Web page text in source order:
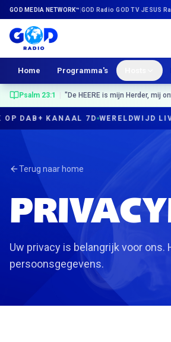
Ga naar inhoud
GOD MEDIA NETWORK™ GOD Radio·GOD TV·JESUS
Home Programma's
Psalm 23:1 " De HEERE is mijn Herder, mij
DAB+ KANAAL 7D WERELDWIJD LIVE
Terug naar home
Uw privacy is belangrijk voor ons.
persoonsgegevens.